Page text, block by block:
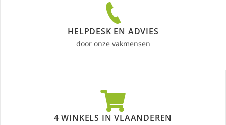
HELPDESK EN ADVIES
door onze vakmensen
4 WINKELS IN VLAANDEREN